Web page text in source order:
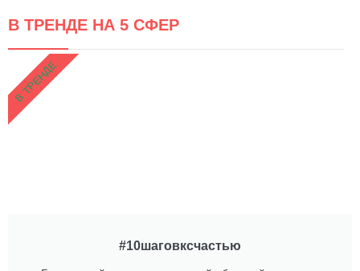
В ТРЕНДЕ НА 5 СФЕР
#10шаговксчастью
В ТРЕНДЕ